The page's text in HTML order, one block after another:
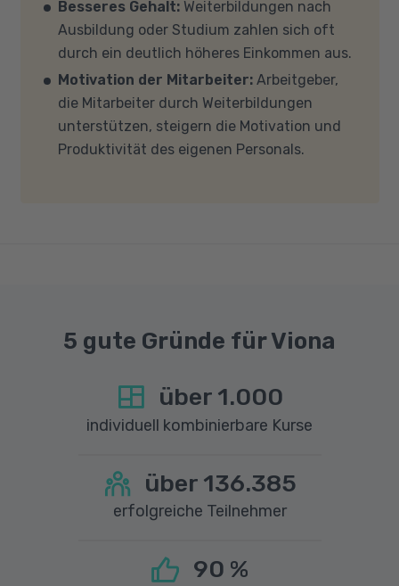
Mehrkern-Prozessor (CPU). Der Unterricht
findet in Microsoft Teams statt. Bitte achten
Sie darauf, dass Ihre Sicherheitsprogramme
und -einstellungen (Anti-Viren-Programme,
Firewalls etc.) die Verbindung mit MS Teams
nicht blockieren. Bitte beachten Sie außerdem,
dass für eine reibungslose Übertragung eine
Besseres Gehalt: Weiterbildungen nach
Ausbildung oder Studium zahlen sich oft
durch ein deutlich höheres Einkommen aus.
Motivation der Mitarbeiter: Arbeitgeber,
die Mitarbeiter durch Weiterbildungen
unterstützen, steigern die Motivation und
Produktivität des eigenen Personals.
5 gute Gründe für Viona
über 1.000
individuell kombinierbare Kurse
über 136.385
erfolgreiche Teilnehmer
90 %